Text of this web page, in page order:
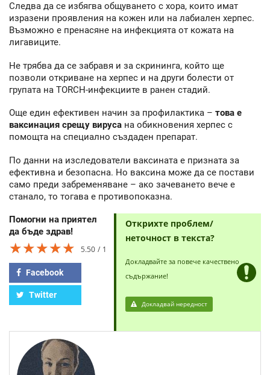
Следва да се избягва общуването с хора, които имат
изразени проявления на кожен или на лабиален херпес.
Възможно е пренасяне на инфекцията от кожата на
лигавиците.
Не трябва да се забравя и за скрининга, който ще
позволи откриване на херпес и на други болести от
групата на TORCH-инфекциите в ранен стадий.
Още един ефективен начин за профилактика – това е
ваксинация срещу вируса на обикновения херпес с
помощта на специално създаден препарат.
По данни на изследователи ваксината е призната за
ефективна и безопасна. Но ваксина може да се постави
само преди забременяване – ако зачеването вече е
станало, то тогава е противопоказна.
Помогни на приятел
да бъде здрав!
★★★★★
★★★★★
★★★★★ 5.50 1
Facebook
Twitter
Открихте проблем/
неточност в текста?
Докладвайте за повече качествено
съдържание!
Докладвай нередност